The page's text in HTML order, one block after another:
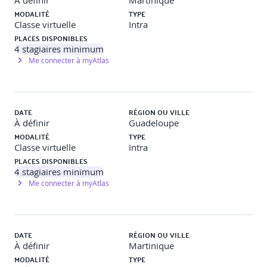
Interactivité, contrôle et transformation des pages HTML
L'objet Form
Contrôle des données saisies dans un formulaire
Gestion des contenus des champs de saisie
Formulaire dynamique
Travaux pratiques
Objectif: Savoir gérer les objets JavaScript et les objets HTML
MODALITÉ
Classe virtuelle
TYPE
Intra
PLACES DISPONIBLES
4 stagiaires minimum
Me connecter à myAtlas
DATE
À définir
RÉGION OU VILLE
Guadeloupe
MODALITÉ
Classe virtuelle
TYPE
Intra
PLACES DISPONIBLES
4 stagiaires minimum
Me connecter à myAtlas
DATE
À définir
RÉGION OU VILLE
Martinique
MODALITÉ TYPE